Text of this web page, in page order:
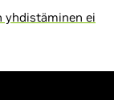
yhdistäminen ei